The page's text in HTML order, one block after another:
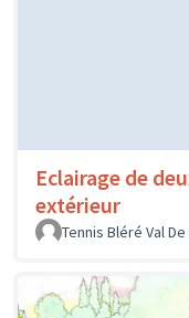
Eclairage de
extérieur
Tennis Bléré Val